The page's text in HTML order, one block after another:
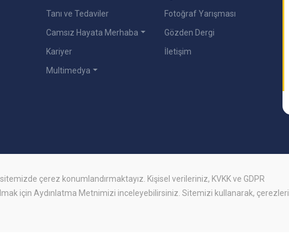
çerez konumlandırmaktayız. Kişisel verileriniz, KVKK ve GDPR
için Aydınlatma Metnimizi inceleyebilirsiniz. Sitemizi kullanarak, çerezleri
Tanı ve Tedaviler
Camsız Hayata Merhaba
Kariyer
Multimedya
Fotoğraf Yarışması
Gözden Dergi
İletişim